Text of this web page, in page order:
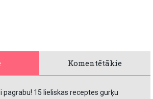
Komentētākie
pagrabu! 15 lieliskas receptes gurķu